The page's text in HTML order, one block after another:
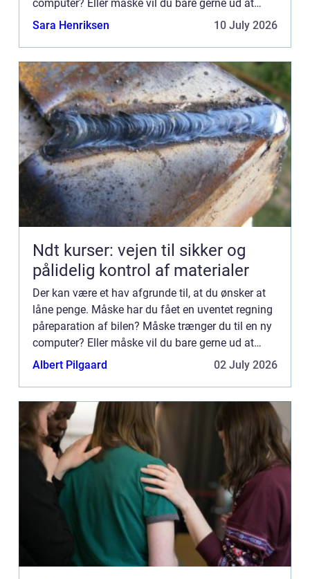
computer? Eller måske vil du bare gerne ud at
rejse? Mulighederne er uendelige i denne verden,
Sara Henriksen 10 July 2026
Ndt kurser: vejen til sikker og
pålidelig kontrol af materialer
Der kan være et hav afgrunde til, at du ønsker at
låne penge. Måske har du fået en uventet regning
påreparation af bilen? Måske trænger du til en ny
computer? Eller måske vil du bare gerne ud at
rejse? Mulighederne er uendelige i denne verden,
Albert Pilgaard 02 July 2026